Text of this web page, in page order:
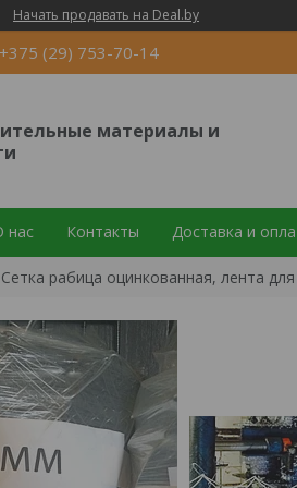
Начать продавать на Deal.by
+375 (29) 753-70-14
материалы и
нас Контакты Доставка и
Сетка рабица оцинкованная, лента